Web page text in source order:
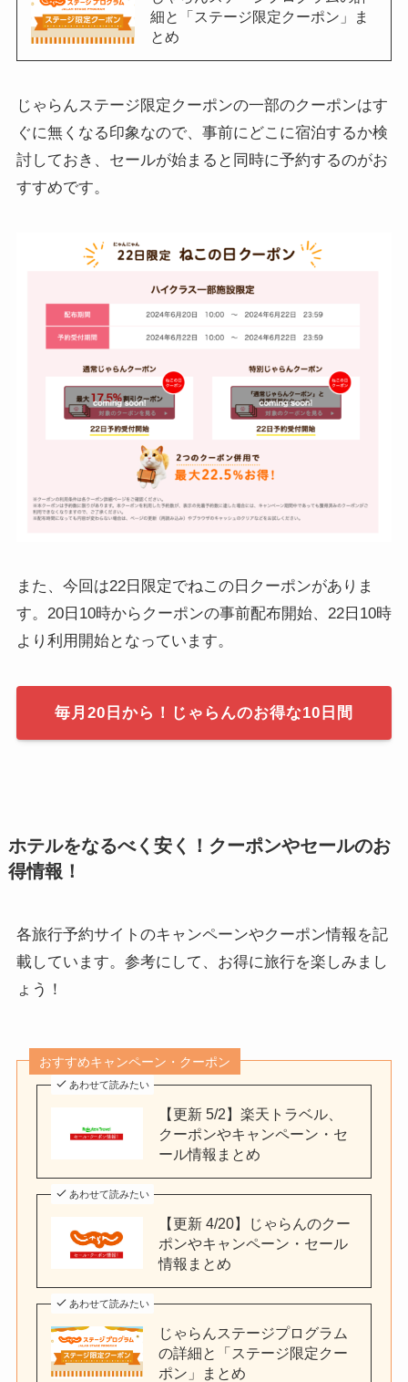
細と「ステージ限定クーポン」ま
とめ
じゃらんステージ限定クーポンの一部のクーポンはす
ぐに無くなる印象なので、事前にどこに宿泊するか検
討しておき、セールが始まると同時に予約するのがお
すすめです。
また、今回は22日限定でねこの日クーポンがありま
す。20日10時からクーポンの事前配布開始、22日10時
より利用開始となっています。
毎月20日から！じゃらんのお得な10日間
ホテルをなるべく安く！クーポンやセールのお
得情報！
各旅行予約サイトのキャンペーンやクーポン情報を記
載しています。参考にして、お得に旅行を楽しみまし
ょう！
おすすめキャンペーン・クーポン
あわせて読みたい
【更新 5/2】楽天トラベル、
クーポンやキャンペーン・セ
ール情報まとめ
あわせて読みたい
【更新 4/20】じゃらんのクー
ポンやキャンペーン・セール
情報まとめ
あわせて読みたい
じゃらんステージプログラム
の詳細と「ステージ限定クー
ポン」まとめ